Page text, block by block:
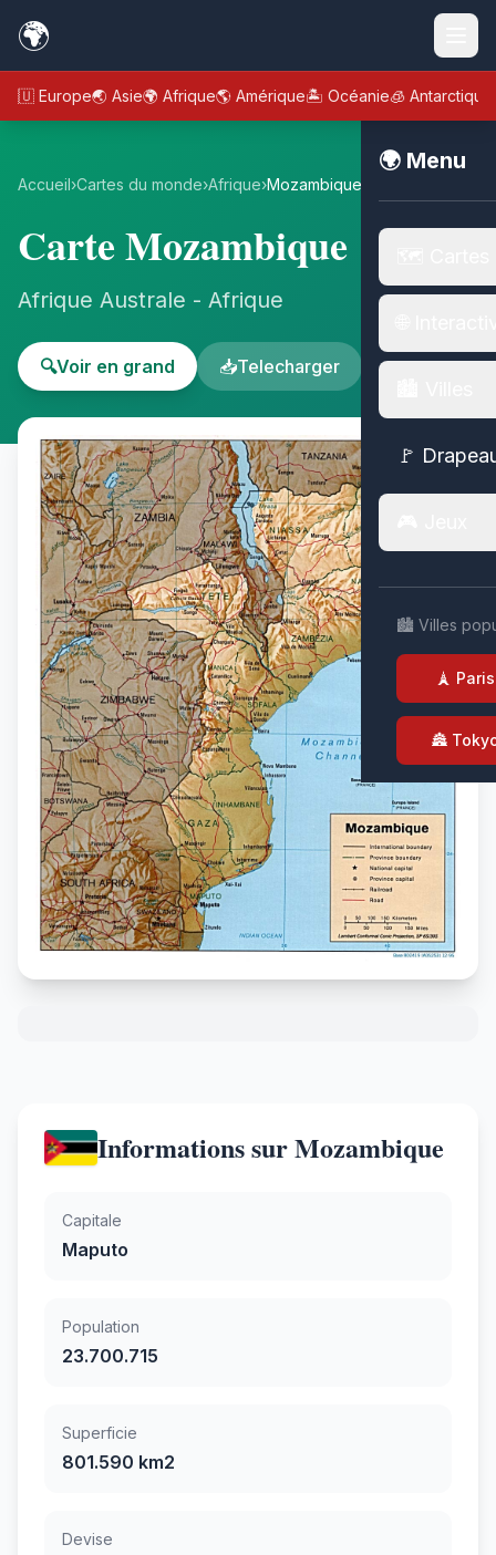
🌍
🇪🇺 Europe🌏 Asie🌍 Afrique🌎 Amérique🏝️ Océanie🧊 Antarctique
🌍 Menu
🚩
🏙️ Villes
🗼 Paris
🏯
Accueil›Cartes du monde›Afrique›Mozambique
Carte Mozambique
Afrique Australe - Afrique
🔍Voir en grand 📥Telecharger
Informations sur Mozambique
Capitale
Maputo
Population
23.700.715
Superficie
801.590 km2
Devise